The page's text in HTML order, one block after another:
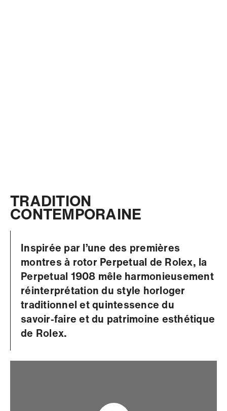
TRADITION
CONTEMPORAINE
Inspirée par l’une des premières
montres à rotor Perpetual de Rolex, la
Perpetual 1908 mêle harmonieusement
réinterprétation du style horloger
traditionnel et quintessence du
savoir‑faire et du patrimoine esthétique
de Rolex.